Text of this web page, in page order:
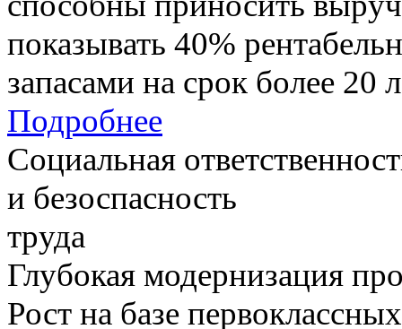
показывать 40%
запасами на срок более 20
Подробнее
Социальная
и безоспасность
труда
Глубокая модернизация
Рост на базе